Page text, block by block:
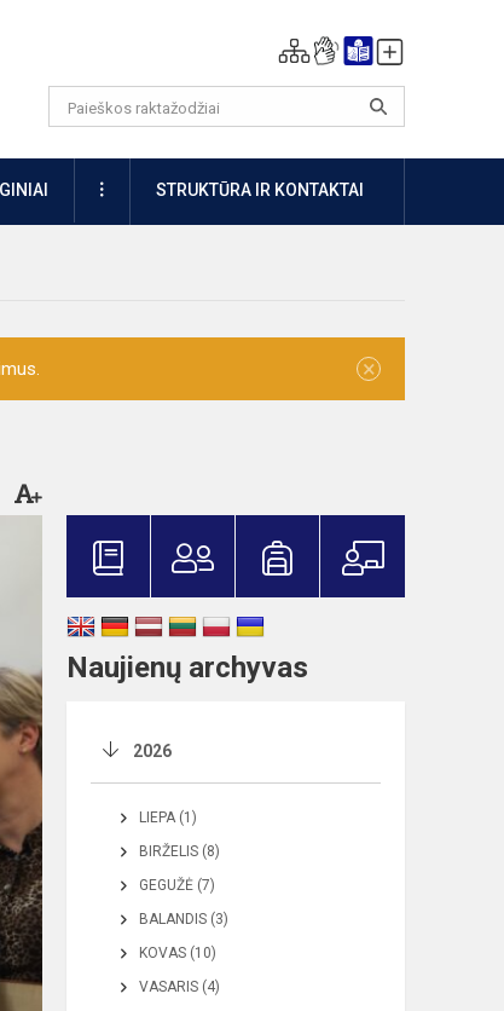
DAUGIAUSTRUKTŪRA IR KONTAKTAI
×
Naujienų archyvas
2026
LIEPA (1)
BIRŽELIS (8)
GEGUŽĖ (7)
BALANDIS (3)
KOVAS (10)
VASARIS (4)